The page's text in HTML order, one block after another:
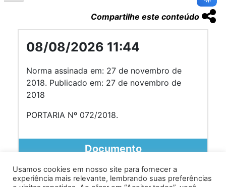
Compartilhe este conteúdo
08/08/2026 11:44
Norma assinada em: 27 de novembro de
2018. Publicado em: 27 de novembro de
2018
PORTARIA Nº 072/2018.
Documento
Usamos cookies em nosso site para fornecer a
experiência mais relevante, lembrando suas preferências